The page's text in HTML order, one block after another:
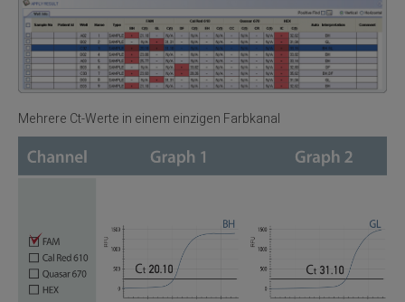
Mehrere Ct-Werte in einem einzigen Farbkanal